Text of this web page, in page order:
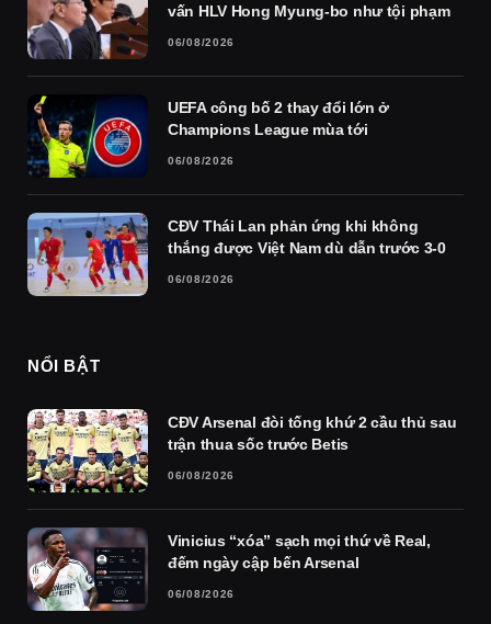
vấn HLV Hong Myung-bo như tội phạm
06/08/2026
UEFA công bố 2 thay đổi lớn ở
Champions League mùa tới
06/08/2026
CĐV Thái Lan phản ứng khi không
thắng được Việt Nam dù dẫn trước 3-0
06/08/2026
NỔI BẬT
CĐV Arsenal đòi tống khứ 2 cầu thủ sau
trận thua sốc trước Betis
06/08/2026
Vinicius “xóa” sạch mọi thứ về Real,
đếm ngày cập bến Arsenal
06/08/2026